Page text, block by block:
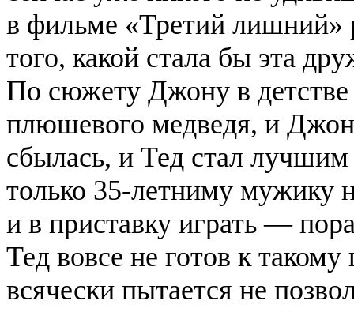
в фильме «Третий лишний»
того, какой стала бы эта
По сюжету Джону в
плюшевого медведя, и
сбылась, и Тед стал
только 35-летниму мужику
и в приставку играть —
Тед вовсе не готов к
всячески пытается не